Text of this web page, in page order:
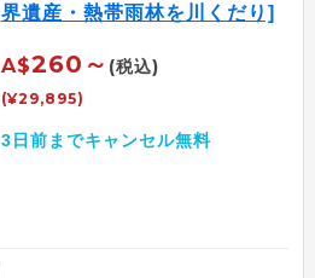
界遺産・熱帯雨林を川くだり]
A$260～ (税込)
(¥29,895)
3日前までキャンセル無料